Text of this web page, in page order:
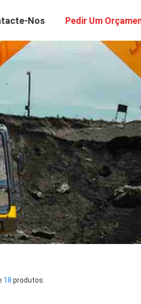
Nos Pedir Um
18 produtos.